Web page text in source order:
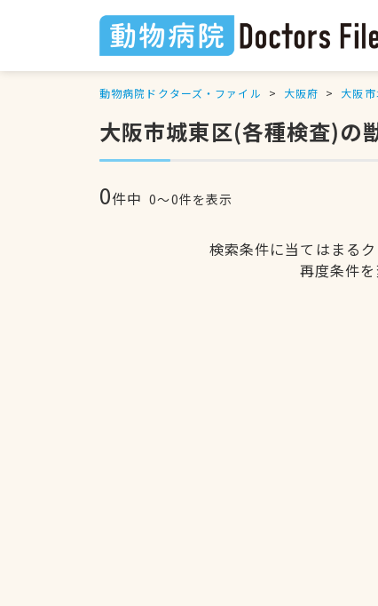
動物病院ドクターズ・ファイル 大阪府 大阪
大阪市城東区(各種検査)の
0件中 0〜0件を表示
検索条件に当てはまる
再度条件